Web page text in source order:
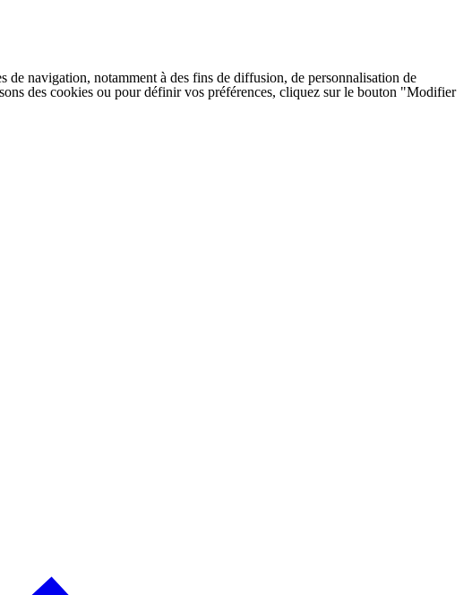
de navigation, notamment à des fins de diffusion, de personnalisation de
des cookies ou pour définir vos préférences, cliquez sur le bouton "Modifier